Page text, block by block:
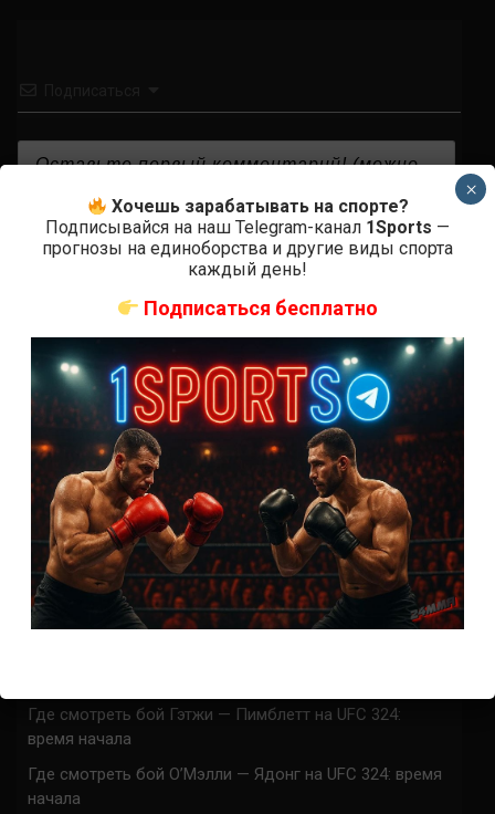
{} [+]
КОММЕНТАРИЕВ
СВЕЖИЕ ЗАПИСИ
ACA 200 прямая трансляция
Марафон боев UFC 325 прямая трансляция
Где смотреть бой Гэтжи — Пимблетт на UFC 324:
время начала
Где смотреть бой О’Мэлли — Ядонг на UFC 324: время
начала
Хочешь зарабатывать на спорте?
Подписывайся на наш Telegram-канал 1Sports —
прогнозы на единоборства и другие виды спорта
каждый день!
Подписаться бесплатно
×